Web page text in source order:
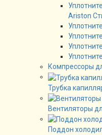
Ariston
Компрессоры
Трубка
Вентиляторы
Поддон